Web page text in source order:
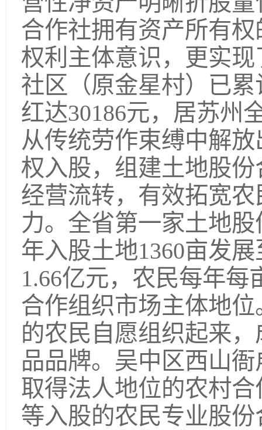
合作社拥有资产所有
权利主体意识，更实
社区（原金星村）已
红达30186元，居苏州
从传统劳作束缚中解
权入股，组建土地股
经营流转，有效拓宽
力。全省第一家土地
年入股土地1360亩发
1.66亿元，农民每年
合作组织市场主体地
的农民自愿组织起来
品品牌。吴中区西山
取得法人地位的农村
等入股的农民专业股份